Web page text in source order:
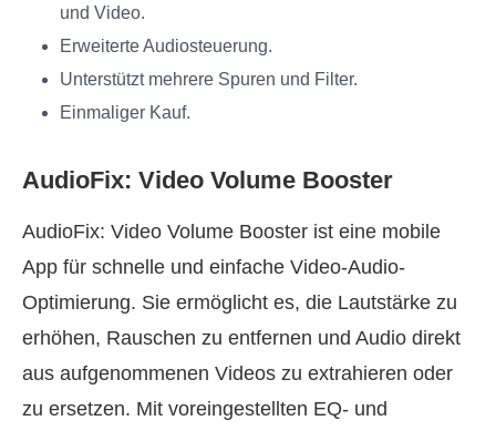
und Video.
Erweiterte Audiosteuerung.
Unterstützt mehrere Spuren und Filter.
Einmaliger Kauf.
AudioFix: Video Volume Booster
AudioFix: Video Volume Booster ist eine mobile
App für schnelle und einfache Video-Audio-
Optimierung. Sie ermöglicht es, die Lautstärke zu
erhöhen, Rauschen zu entfernen und Audio direkt
aus aufgenommenen Videos zu extrahieren oder
zu ersetzen. Mit voreingestellten EQ- und